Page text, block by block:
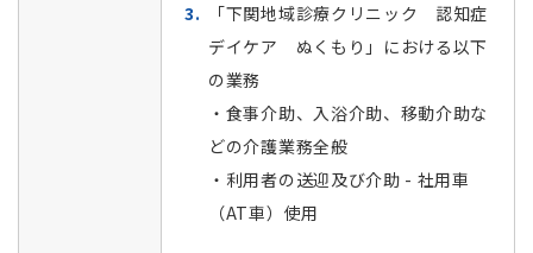
「下関地域診療クリニック 認知症
デイケア ぬくもり」における以下
の業務
・食事介助、入浴介助、移動介助な
どの介護業務全般
・利用者の送迎及び介助 - 社用車
（AT車）使用